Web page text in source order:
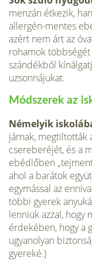
menzán étkezik,
allergén-mentes
azért nem árt az
rohamok többségét
szándékból
uzsonnájukat.
Módszerek az
Némelyik
járnak, megtiltották
csereberéjét, és a
ebédlőben
ahol a barátok
egymással az
többi gyerek
lenniük azzal, hogy
érdekében, hogy a
ugyanolyan
gyereké.)